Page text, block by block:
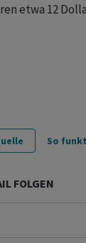
etwa 12
So
FOLGEN